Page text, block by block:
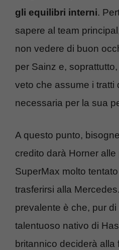
gli equilibri interni.
sapere al team
non vedere di buon
per Sainz e,
veto che assume i tratti
necessaria per la sua
A questo punto,
credito darà Horner alle
SuperMax molto tentato
trasferirsi alla
prevalente è che, pur di
talentuoso nativo di
britannico deciderà alla